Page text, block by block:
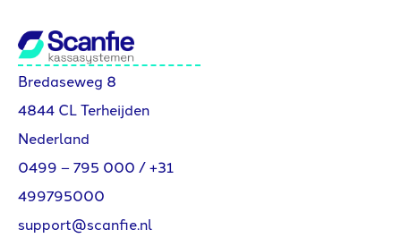
Bredaseweg 8
4844 CL Terheijden
Nederland
0499 – 795 000 /+31
499795000
support@scanfie.nl